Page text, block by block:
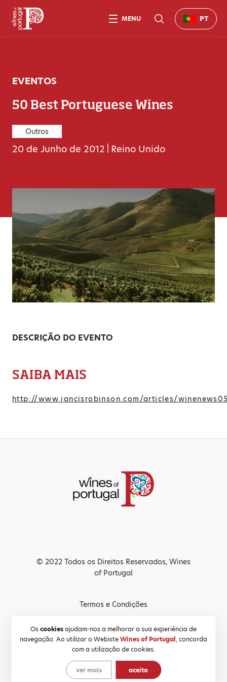
EVENTOS
50 Best Portuguese Wines
Outros
20 de Junho de 2012 Reino Unido
DESCRIÇÃO DO EVENTO
SAIBA MAIS
http://www.jancisrobinson.com/articles/
MENU PT
Oscookiesajudam-nos a melhorar a sua experiência de
navegação. Ao utilizar o WebisteWines of Portugal, concorda
com a utilização de cookies.
ver mais aceito
© 2022 Todos os Direitos Reservados, Wines
of Portugal
Termos e Condições
Política de Privacidade
Política de Cookies